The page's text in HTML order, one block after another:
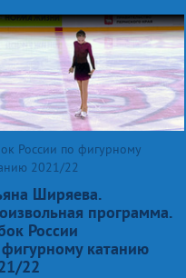
России по фигурному
2021/22
Ширяева.
программа.
России
катанию
22